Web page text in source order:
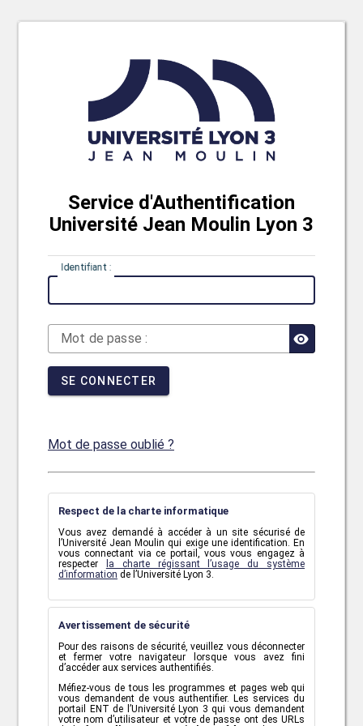
Service d'Authentification
Université Jean Moulin Lyon 3
Identifiant :
Mot de passe :
SE CONNECTER
Mot de passe oublié ?
Respect de la charte informatique
Vous avez demandé à accéder à un site sécurisé de
l’Université Jean Moulin qui exige une identification. En
vous connectant via ce portail, vous vous engagez à
respecter
la charte régissant l’usage du système
d’information de l’Université Lyon 3.
Avertissement de sécurité
Pour des raisons de sécurité, veuillez vous déconnecter
et fermer votre navigateur lorsque vous avez fini
d’accéder aux services authentifiés.
Méfiez-vous de tous les programmes et pages web qui
vous demandent de vous authentifier. Les services du
portail ENT de l’Université Lyon 3 qui vous demandent
votre nom d’utilisateur et votre de passe ont des URLs